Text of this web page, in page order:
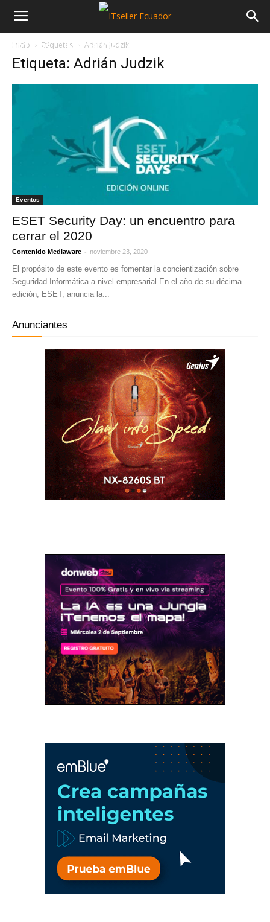
NOTICIAS MAYORISTAS
Inicio Etiquetas Adrián Judzik
Etiqueta: Adrián Judzik
Eventos
ESET Security Day: un encuentro para
cerrar el 2020
Contenido Mediaware - noviembre 23, 2020
El propósito de este evento es fomentar la concientización sobre
Seguridad Informática a nivel empresarial En el año de su décima
edición, ESET, anuncia la...
Anunciantes